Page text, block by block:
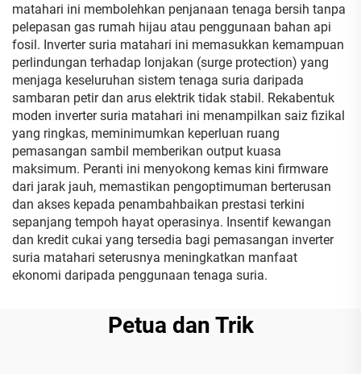
matahari ini membolehkan penjanaan tenaga bersih tanpa
pelepasan gas rumah hijau atau penggunaan bahan api
fosil. Inverter suria matahari ini memasukkan kemampuan
perlindungan terhadap lonjakan (surge protection) yang
menjaga keseluruhan sistem tenaga suria daripada
sambaran petir dan arus elektrik tidak stabil. Rekabentuk
moden inverter suria matahari ini menampilkan saiz fizikal
yang ringkas, meminimumkan keperluan ruang
pemasangan sambil memberikan output kuasa
maksimum. Peranti ini menyokong kemas kini firmware
dari jarak jauh, memastikan pengoptimuman berterusan
dan akses kepada penambahbaikan prestasi terkini
sepanjang tempoh hayat operasinya. Insentif kewangan
dan kredit cukai yang tersedia bagi pemasangan inverter
suria matahari seterusnya meningkatkan manfaat
ekonomi daripada penggunaan tenaga suria.
Petua dan Trik